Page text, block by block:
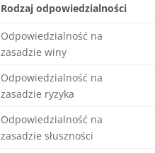
Rodzaj odpowiedzialności
Odpowiedzialność na
zasadzie winy
Odpowiedzialność na
zasadzie ryzyka
Odpowiedzialność na
zasadzie słuszności